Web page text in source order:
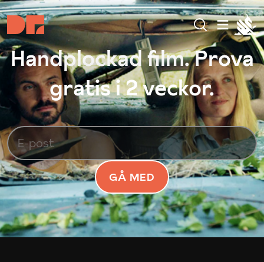
Handplockad film. Prova
gratis i 2 veckor.
GÅ MED